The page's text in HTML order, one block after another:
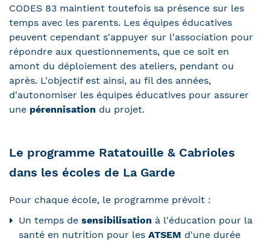
CODES 83 maintient toutefois sa présence sur les
temps avec les parents. Les équipes éducatives
peuvent cependant s'appuyer sur l'association pour
répondre aux questionnements, que ce soit en
amont du déploiement des ateliers, pendant ou
après. L'objectif est ainsi, au fil des années,
d'autonomiser les équipes éducatives pour assurer
une pérennisation du projet.
Le programme Ratatouille & Cabrioles
dans les écoles de La Garde
Pour chaque école, le programme prévoit :
Un temps de sensibilisation à l'éducation pour la
santé en nutrition pour les ATSEM d'une durée